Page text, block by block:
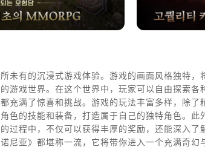
未有的沉浸式游戏体验。游戏的画面风格独特，
游戏世界。在这个世界中，玩家可以自由探索各
充满了惊喜和挑战。游戏的玩法丰富多样，除了
色的技能和装备，打造属于自己的独特角色。此
过程中，不仅可以获得丰厚的奖励，还能深入了
尼亚》都堪称一流，它将带你进入一个充满奇幻